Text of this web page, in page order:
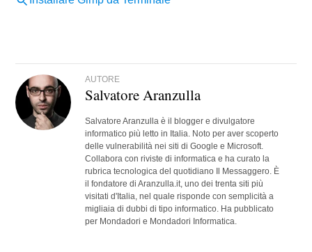
AUTORE
Salvatore Aranzulla
Salvatore Aranzulla è il blogger e divulgatore
informatico più letto in Italia. Noto per aver scoperto
delle vulnerabilità nei siti di Google e Microsoft.
Collabora con riviste di informatica e ha curato la
rubrica tecnologica del quotidiano Il Messaggero. È
il fondatore di Aranzulla.it, uno dei trenta siti più
visitati d'Italia, nel quale risponde con semplicità a
migliaia di dubbi di tipo informatico. Ha pubblicato
per Mondadori e Mondadori Informatica.